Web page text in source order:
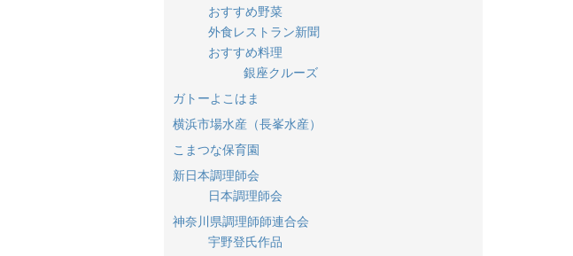
おすすめ野菜
外食レストラン新聞
おすすめ料理
銀座クルーズ
ガトーよこはま
横浜市場水産（長峯水産）
こまつな保育園
新日本調理師会
日本調理師会
神奈川県調理師師連合会
宇野登氏作品